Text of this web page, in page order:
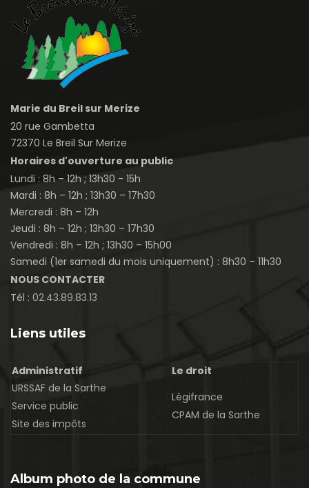
Marie du Breil sur Merize
20 rue Gambetta
72370 Le Breil Sur Merize
Horaires d'ouverture au public
Lundi : 8h – 12h ; 13h30 - 15h
Mardi : 8h – 12h ; 13h30 – 17h30
Mercredi : 8h – 12h
Jeudi : 8h – 12h ; 13h30 – 17h30
Vendredi : 8h – 12h ; 13h30 – 15h00
Samedi (1er samedi du mois uniquement) : 8h30 – 11h30
NOUS CONTACTER
Tél : 02.43.89.83.13
Liens utiles
Administratif
Le droit
URSSAF de la Sarthe
Service public
Site des impôts
Légifrance
CPAM de la Sarthe
Album photo de la commune